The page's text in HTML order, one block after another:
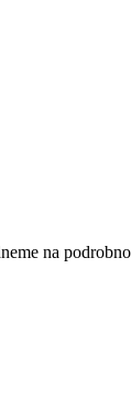
na